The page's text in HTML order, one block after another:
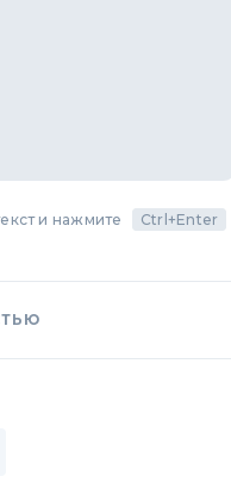
и нажмите Ctrl+Enter